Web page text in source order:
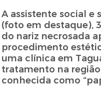
A assistente social e
(foto em destaque),
do nariz necrosada
procedimento
uma clínica em
tratamento na
conhecida como